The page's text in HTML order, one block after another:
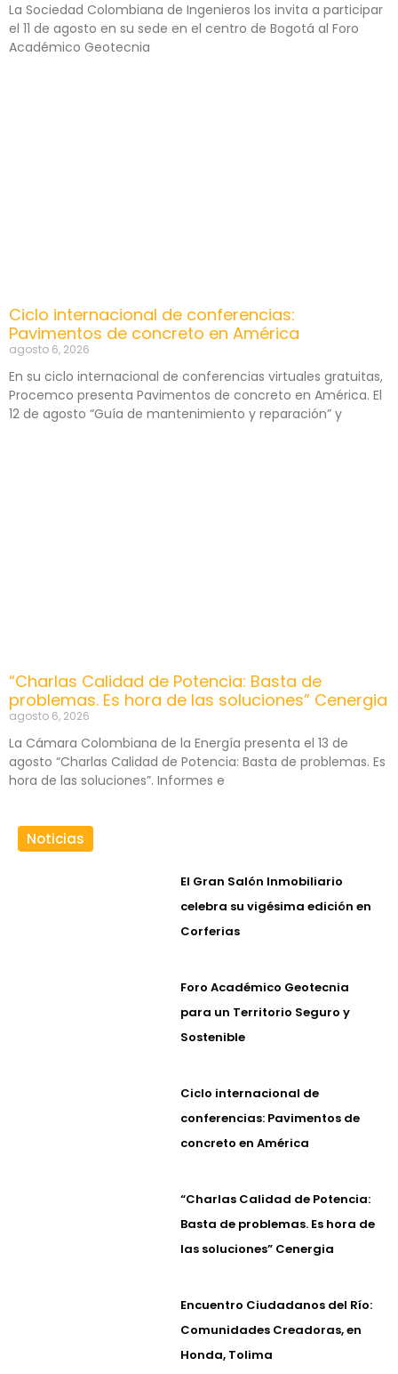
La Sociedad Colombiana de Ingenieros los invita a participar
el 11 de agosto en su sede en el centro de Bogotá al Foro
Académico Geotecnia
Ciclo internacional de conferencias:
Pavimentos de concreto en América
agosto 6, 2026
En su ciclo internacional de conferencias virtuales gratuitas,
Procemco presenta Pavimentos de concreto en América. El
12 de agosto “Guía de mantenimiento y reparación” y
“Charlas Calidad de Potencia: Basta de
problemas. Es hora de las soluciones” Cenergia
agosto 6, 2026
La Cámara Colombiana de la Energía presenta el 13 de
agosto “Charlas Calidad de Potencia: Basta de problemas. Es
hora de las soluciones”. Informes e
Noticias
El Gran Salón Inmobiliario
celebra su vigésima edición en
Corferias
Foro Académico Geotecnia
para un Territorio Seguro y
Sostenible
Ciclo internacional de
conferencias: Pavimentos de
concreto en América
“Charlas Calidad de Potencia:
Basta de problemas. Es hora de
las soluciones” Cenergia
Encuentro Ciudadanos del Río:
Comunidades Creadoras, en
Honda, Tolima